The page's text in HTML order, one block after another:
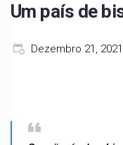
Um país de
Dezembro 21, 2021